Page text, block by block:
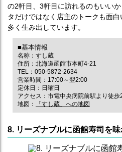
の2軒目、3軒目に訪れるのもいい
タだけではなく店主のトークも面
多く生み出しています。
■基本情報
名称：すし蔵
住所：北海道函館市本町4-21
TEL：050-5872-2634
営業時間：17:00～翌2:00
定休日：日曜日
アクセス：市電中央病院前駅より徒歩
地図：
「すし蔵」への地図
8. リーズナブルに函館寿司を味